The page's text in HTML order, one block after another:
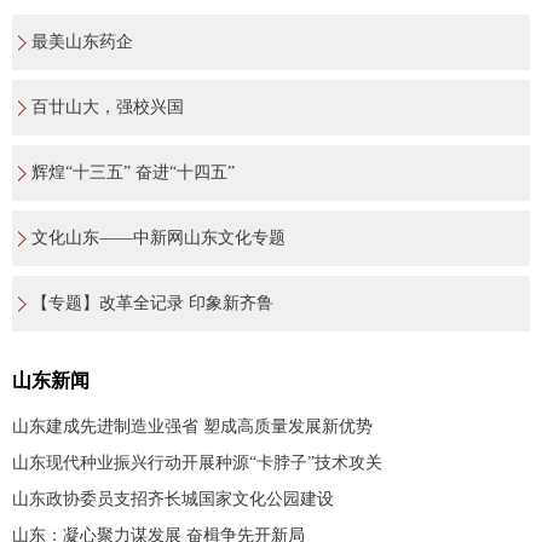
最美山东药企
百廿山大，强校兴国
辉煌“十三五” 奋进“十四五”
文化山东——中新网山东文化专题
【专题】改革全记录 印象新齐鲁
山东新闻
山东建成先进制造业强省 塑成高质量发展新优势
山东现代种业振兴行动开展种源“卡脖子”技术攻关
山东政协委员支招齐长城国家文化公园建设
山东：凝心聚力谋发展 奋楫争先开新局